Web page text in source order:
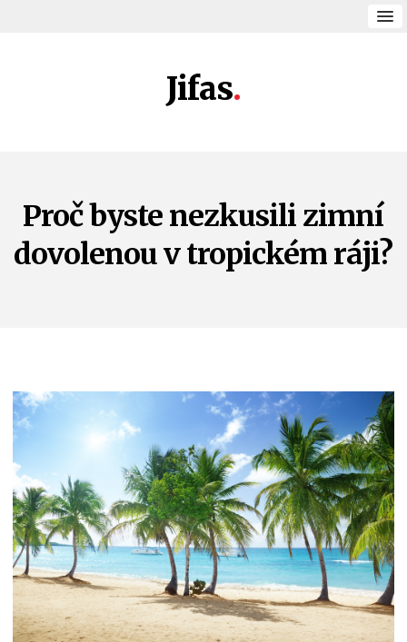
Jifas
Proč byste nezkusili zimní
dovolenou v tropickém ráji?